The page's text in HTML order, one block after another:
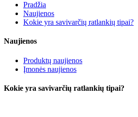
Pradžia
Naujienos
Kokie yra savivarčių ratlankių tipai?
Naujienos
Produktų naujienos
Įmonės naujienos
Kokie yra savivarčių ratlankių tipai?